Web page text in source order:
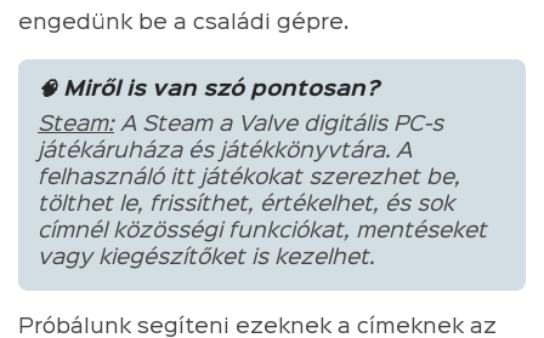
engedünk be a családi gépre.
🧠 Miről is van szó pontosan?
Steam:A Steam a Valve digitális PC-s
játékáruháza és játékkönyvtára. A
felhasználó itt játékokat szerezhet be,
tölthet le, frissíthet, értékelhet, és sok
címnél közösségi funkciókat, mentéseket
vagy kiegészítőket is kezelhet.
Próbálunk segíteni ezeknek a címeknek az